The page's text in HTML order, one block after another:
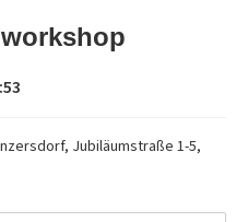
Jubiläumstraße 1-5,